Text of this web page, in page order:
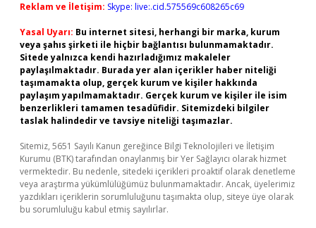
Reklam ve İletişim: Skype: live:.cid.575569c608265c69
Yasal Uyarı: Bu internet sitesi, herhangi bir marka, kurum
veya şahıs şirketi ile hiçbir bağlantısı bulunmamaktadır.
Sitede yalnızca kendi hazırladığımız makaleler
paylaşılmaktadır. Burada yer alan içerikler haber niteliği
taşımamakta olup, gerçek kurum ve kişiler hakkında
paylaşım yapılmamaktadır. Gerçek kurum ve kişiler ile isim
benzerlikleri tamamen tesadüfidir. Sitemizdeki bilgiler
taslak halindedir ve tavsiye niteliği taşımazlar.
Sitemiz, 5651 Sayılı Kanun gereğince Bilgi Teknolojileri ve İletişim
Kurumu (BTK) tarafından onaylanmış bir Yer Sağlayıcı olarak hizmet
vermektedir. Bu nedenle, sitedeki içerikleri proaktif olarak denetleme
veya araştırma yükümlülüğümüz bulunmamaktadır. Ancak, üyelerimiz
yazdıkları içeriklerin sorumluluğunu taşımakta olup, siteye üye olarak
bu sorumluluğu kabul etmiş sayılırlar.